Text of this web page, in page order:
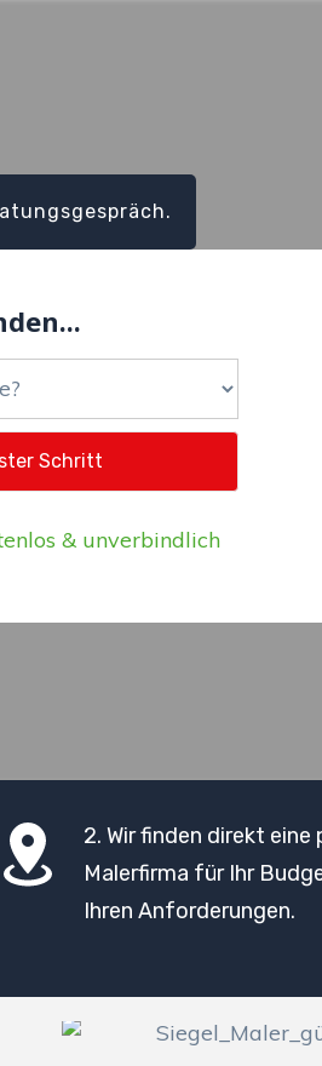
& unverbindlich
2. Wir finden direkt eine
Malerfirma für Ihr
Ihren Anforderungen.